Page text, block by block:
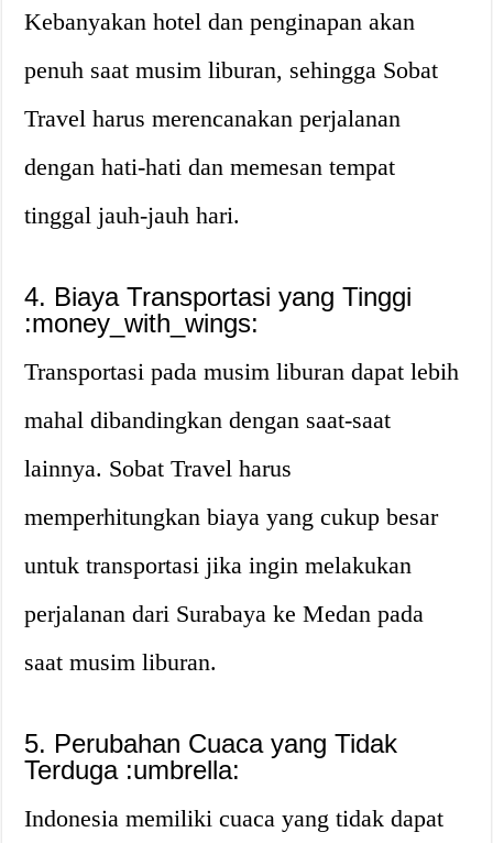
Kebanyakan hotel dan penginapan akan
penuh saat musim liburan, sehingga Sobat
Travel harus merencanakan perjalanan
dengan hati-hati dan memesan tempat
tinggal jauh-jauh hari.
4. Biaya Transportasi yang Tinggi
:money_with_wings:
Transportasi pada musim liburan dapat lebih
mahal dibandingkan dengan saat-saat
lainnya. Sobat Travel harus
memperhitungkan biaya yang cukup besar
untuk transportasi jika ingin melakukan
perjalanan dari Surabaya ke Medan pada
saat musim liburan.
5. Perubahan Cuaca yang Tidak
Terduga :umbrella:
Indonesia memiliki cuaca yang tidak dapat